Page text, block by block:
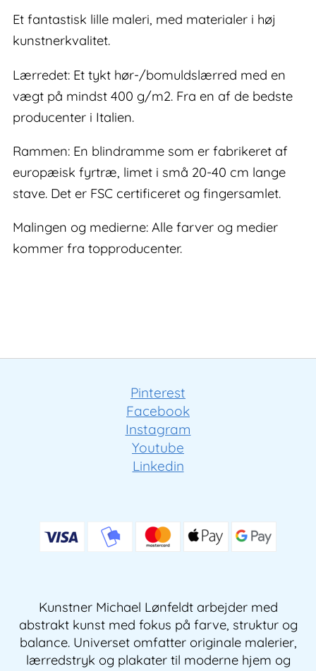
Et fantastisk lille maleri, med materialer i høj
kunstnerkvalitet.
Lærredet: Et tykt hør-/bomuldslærred med en
vægt på mindst 400 g/m2. Fra en af de bedste
producenter i Italien.
Rammen: En blindramme som er fabrikeret af
europæisk fyrtræ, limet i små 20-40 cm lange
stave. Det er FSC certificeret og fingersamlet.
Malingen og medierne: Alle farver og medier
kommer fra topproducenter.
Pinterest
Facebook
Instagram
Youtube
Linkedin
Kunstner Michael Lønfeldt arbejder med
abstrakt kunst med fokus på farve, struktur og
balance. Universet omfatter originale malerier,
lærredstryk og plakater til moderne hjem og